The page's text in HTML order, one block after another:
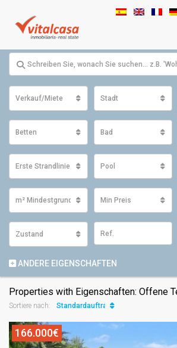
Verkauf/Miete Stadt
Betten Bad
Erste Strandlinie Pool
m² Mindestgrundfläche Min Preis
Zustand
ANDERE EIGENSCHAFTEN
Properties with Eigenschaften: Offene
Sortiere nach: Standardauftrag
166.000€